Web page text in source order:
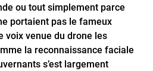
ou tout simplement parce
portaient pas le fameux
voix venue du drone les
la reconnaissance faciale
s’est largement